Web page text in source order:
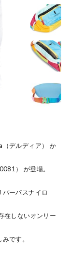
デルディア） か
） が登場。
ーパスナイロ
在しないオンリー
です。